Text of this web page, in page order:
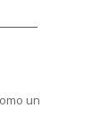
un